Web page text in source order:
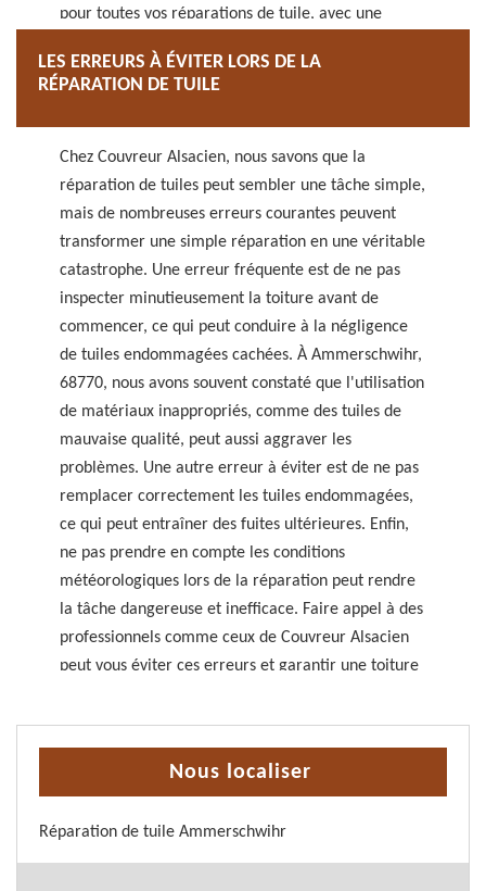
pour toutes vos réparations de tuile, avec une
LES ERREURS À ÉVITER LORS DE LA
RÉPARATION DE TUILE
Chez Couvreur Alsacien, nous savons que la
réparation de tuiles peut sembler une tâche simple,
mais de nombreuses erreurs courantes peuvent
transformer une simple réparation en une véritable
catastrophe. Une erreur fréquente est de ne pas
inspecter minutieusement la toiture avant de
commencer, ce qui peut conduire à la négligence
de tuiles endommagées cachées. À Ammerschwihr,
68770, nous avons souvent constaté que l'utilisation
de matériaux inappropriés, comme des tuiles de
mauvaise qualité, peut aussi aggraver les
problèmes. Une autre erreur à éviter est de ne pas
remplacer correctement les tuiles endommagées,
ce qui peut entraîner des fuites ultérieures. Enfin,
ne pas prendre en compte les conditions
météorologiques lors de la réparation peut rendre
la tâche dangereuse et inefficace. Faire appel à des
professionnels comme ceux de Couvreur Alsacien
peut vous éviter ces erreurs et garantir une toiture
Nous localiser
Réparation de tuile Ammerschwihr